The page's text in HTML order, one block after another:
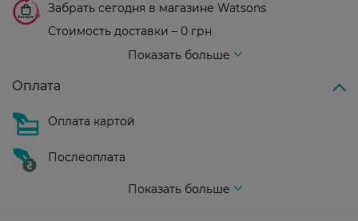
Забрать сегодня в магазине Watsons
Стоимость доставки – 0 грн
Показать больше
Оплата
Оплата картой
Послеоплата
Показать больше